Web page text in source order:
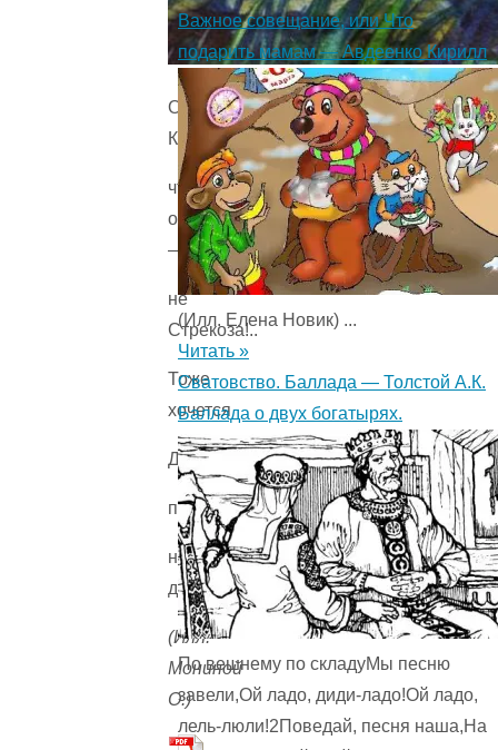
Огорчается
Коза,
что
она
—
не
Стрекоза!..
Тоже
хочется
Двурогой
покружиться
над
дорогой.
(Илл.
Мониной
О.)
Важное совещание, или Что
подарить мамам — Авдеенко Кирилл
(Илл. Елена Новик) ...
Читать »
Сватовство. Баллада — Толстой А.К.
Баллада о двух богатырях.
По вешнему по складуМы песню
завели,Ой ладо, диди-ладо!Ой ладо,
лель-люли!2Поведай, песня наша,На